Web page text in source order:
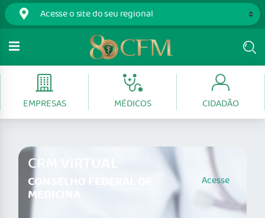
EMPRESAS MÉDICOS CIDADÃO
CRM VIRTUAL
CONSELHO FEDERAL DE
MEDICINA
Acesse